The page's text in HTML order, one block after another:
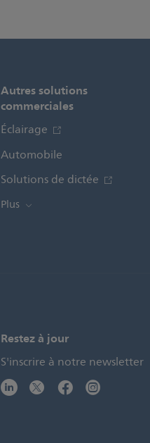
Autres solutions
commerciales
Éclairage
Automobile
Solutions de dictée
Plus
Restez à jour
S'inscrire à notre newsletter